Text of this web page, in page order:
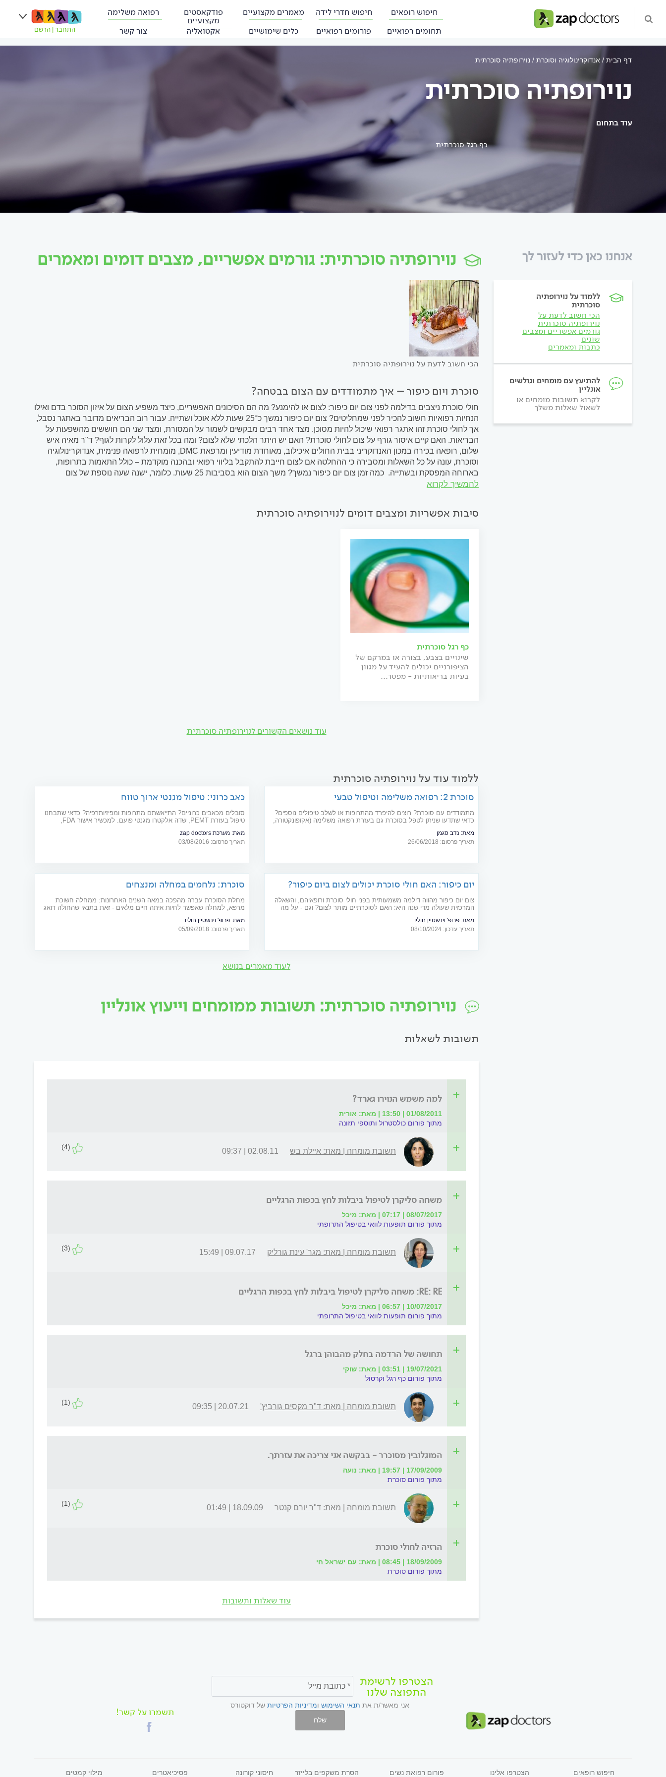
חיפוש רופאים חיפוש חדרי לידה מאמרים מקצועיים פודקאסטים
מקצועיים
רפואה משלימה
תחומים רפואיים
פורומים רפואיים כלים שימושיים אקטואליה צור קשר התחבר הרשם
דף הבית אנדוקרינולוגיה וסוכרת נוירופתיה סוכרתית
נוירופתיה סוכרתית
עוד בתחום
כף רגל סוכרתית
אנחנו כאן כדי לעזור לך
ללמוד על נוירופתיה
סוכרתית
הכי חשוב לדעת על
נוירופתיה סוכרתית
גורמים אפשריים ומצבים
שונים
כתבות ומאמרים
להתיעץ עם מומחים וגולשים
אונליין
לקרוא תשובות מומחים או
לשאול שאלות משלך
נוירופתיה סוכרתית: גורמים אפשריים, מצבים דומים ומאמרים
הכי חשוב לדעת על נוירופתיה סוכרתית
סוכרת ויום כיפור – איך מתמודדים עם הצום בבטחה?
חולי סוכרת ניצבים בדילמה לפני צום יום כיפור: לצום או להימנע? מה הם הסיכונים האפשריים, כיצד משפיע הצום על איזון הסוכר בדם ואילו
הנחיות רפואיות חשוב להכיר לפני שמחליטים? צום יום כיפור נמשך כ־25 שעות ללא אוכל ושתייה. עבור רוב הבריאים מדובר באתגר נסבל,
אך לחולי סוכרת זהו אתגר רפואי שיכול להיות מסוכן. מצד אחד רבים מבקשים לשמור על המסורת, ומצד שני הם חוששים מהשפעות על
הבריאות. האם קיים איסור גורף על צום לחולי סוכרת? האם יש היתר הלכתי שלא לצום? ומה בכל זאת עלול לקרות לגוף? ד"ר מאיה איש
שלום, רופאה בכירה במכון האנדוקריני בבית החולים איכילוב, מאוחדת מודיעין ומרפאת DMC, מומחית לרפואה פנימית, אנדוקרינולוגיה
וסוכרת, עונה על כל השאלות ומסבירה כי ההחלטה אם לצום חייבת להתקבל בליווי רפואי ובהכנה מוקדמת – כולל התאמות בתרופות,
בארוחה המפסקת ובשתייה. כמה זמן צום יום כיפור נמשך? משך הצום הוא בסביבות 25 שעות. כלומר, ישנה שעה נוספת של צום
המתווספת לשעה המקבילה של...
להמשיך לקרוא
סיבות אפשריות ומצבים דומים לנוירופתיה סוכרתית
כף רגל סוכרתית
שינויים בצבע, בצורה או במרקם של
הציפורניים יכולים להעיד על מגוון
בעיות בריאותיות - מפטר...
עוד נושאים הקשורים לנוירופתיה סוכרתית
ללמוד עוד על נוירופתיה סוכרתית
סוכרת 2: רפואה משלימה וטיפול טבעי
מתמודדים עם סוכרת? רוצים להיפרד מהתרופות או לשלב טיפולים נוספים?
כדאי שתדעו שניתן לטפל בסוכרת גם בעזרת רפואה משלימה (אקופונקטורה,
מאת: נדב סגמן
תאריך פרסום: 26/06/2018
כאב כרוני: טיפול מגנטי ארוך טווח
סובלים מכאבים כרוניים? התייאשתם מתרופות ומפיזיותרפיה? כדאי שתבחנו
טיפול בעזרת PEMT, שדה אלקטרו מגנטי פועם. למכשיר אישור FDA,
מאת: מערכת zap doctors
תאריך פרסום: 03/08/2016
יום כיפור: האם חולי סוכרת יכולים לצום ביום כיפור?
צום יום כיפור מהווה דילמה משמעותית בפני חולי סוכרת ורופאיהם, והשאלה
המרכזית שעולה מדי שנה היא: האם לסוכרתיים מותר לצום? וגם - על מה
בפנים
מאת: פרופ' וינשטיין חוליו
תאריך עדכון: 08/10/2024
סוכרת: נלחמים במחלה ומנצחים
מחלת הסוכרת עברה מהפכה במאה השנים האחרונות: ממחלה חשוכת
מרפא, למחלה שאפשר לחיות איתה חיים מלאים - זאת בתנאי שהחולה דואג
במעקב נכון
מאת: פרופ' וינשטיין חוליו
תאריך פרסום: 05/09/2018
לעוד מאמרים בנושא
נוירופתיה סוכרתית: תשובות ממומחים וייעוץ אונליין
תשובות לשאלות
למה משמש הנוירו גארד?
01/08/2011 | 13:50 | מאת: אורית
מתוך פורום כולסטרול ותוספי תזונה
תשובת מומחה | מאת: איילת בש 02.08.11 | 09:37
(4)
משחה סליקרן לטיפול ביבלות לחץ בכפות הרגליים
08/07/2017 | 07:17 | מאת: מיכל
מתוך פורום תופעות לוואי בטיפול התרופתי
תשובת מומחה | מאת: מגר' עינת גורליק 09.07.17 | 15:49
(3)
RE: RE: משחה סליקרן לטיפול ביבלות לחץ בכפות הרגליים
10/07/2017 | 06:57 | מאת: מיכל
מתוך פורום תופעות לוואי בטיפול התרופתי
תחושה של הרדמה בחלק מהבוהן ברגל
19/07/2021 | 03:51 | מאת: שוקי
מתוך פורום כף רגל וקרסול
תשובת מומחה | מאת: ד"ר מקסים גורביץ' 20.07.21 | 09:35
(1)
המוגלובין מסוכרר - בבקשה אני צריכה את עזרתך.
17/09/2009 | 19:57 | מאת: נועה
מתוך פורום סוכרת
תשובת מומחה | מאת: ד"ר יורם קנטר 18.09.09 | 01:49
(1)
הרזיה לחולי סוכרת
18/09/2009 | 08:45 | מאת: עם ישראל חי
מתוך פורום סוכרת
עוד שאלות ותשובות
הצטרפו לרשימת
התפוצה שלנו
אני מאשר/ת את תנאי השימוש ומדיניות הפרטיות של דוקטורס
שלח
תשמרו על קשר!
חיפוש רופאים הצטרפו אלינו פורום רפואת נשים
הסרת משקפים בלייזר
חיסוני קורונה פסיכיאטרים מילוי קמטים